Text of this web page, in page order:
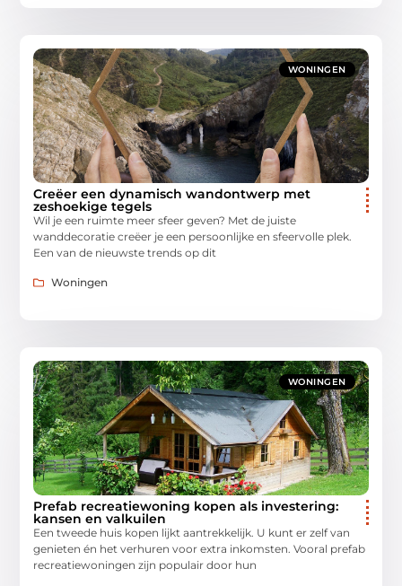
WONINGEN
Creëer een dynamisch wandontwerp met
zeshoekige tegels
Wil je een ruimte meer sfeer geven? Met de juiste
wanddecoratie creëer je een persoonlijke en sfeervolle plek.
Een van de nieuwste trends op dit
Woningen
WONINGEN
Prefab recreatiewoning kopen als investering:
kansen en valkuilen
Een tweede huis kopen lijkt aantrekkelijk. U kunt er zelf van
genieten én het verhuren voor extra inkomsten. Vooral prefab
recreatiewoningen zijn populair door hun